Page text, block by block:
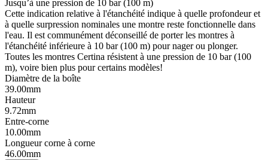
Jusqu’à une pression de 10 bar (100 m)
Cette indication relative à l'étanchéité indique à quelle profondeur et
à quelle surpression nominales une montre reste fonctionnelle dans
l'eau. Il est communément déconseillé de porter les montres à
l'étanchéité inférieure à 10 bar (100 m) pour nager ou plonger.
Toutes les montres Certina résistent à une pression de 10 bar (100
m), voire bien plus pour certains modèles!
Diamètre de la boîte
39.00mm
Hauteur
9.72mm
Entre-corne
10.00mm
Longueur corne à corne
46.00mm